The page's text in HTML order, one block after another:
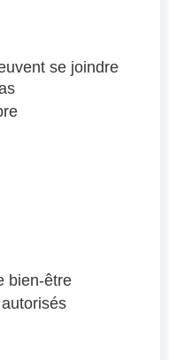
se joindre
bien-être